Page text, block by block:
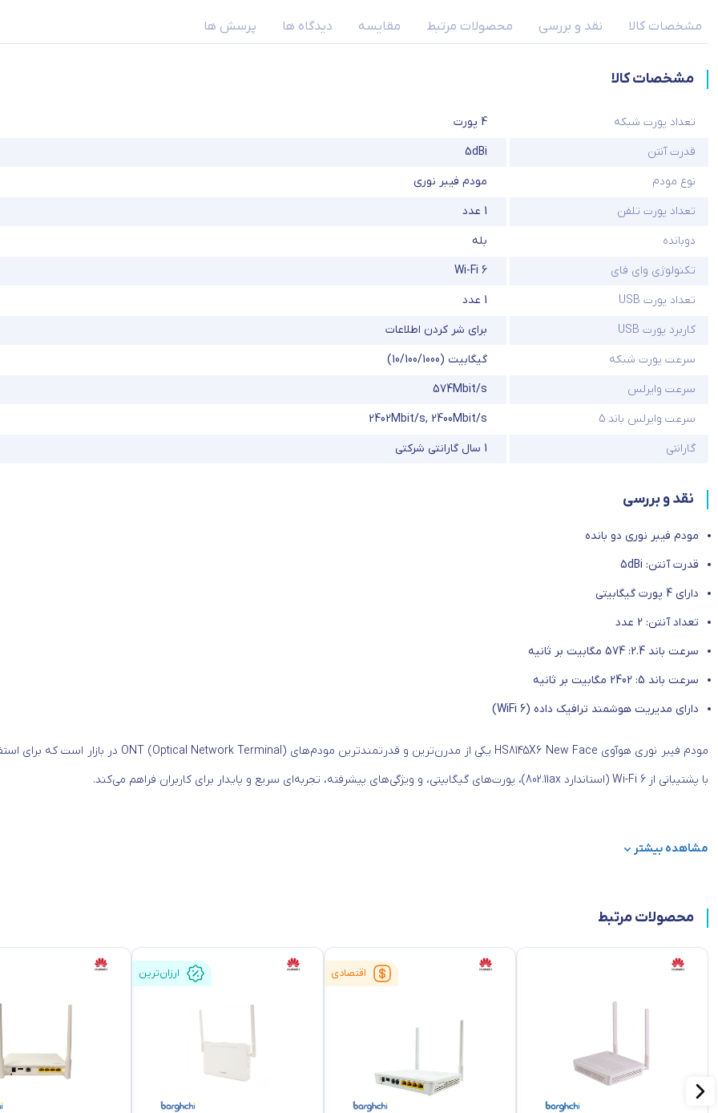
مشخصات کالا نقد و بررسی محصولات مرتبط مقایسه دیدگاه ها پرسش ها
مشخصات کالا
تعداد پورت شبکه
4 پورت
قدرت آنتن
5dBi
نوع مودم
مودم فیبر نوری
تعداد پورت تلفن
1 عدد
دوبانده
بله
تکنولوژی وای فای
Wi-Fi 6
تعداد پورت USB
1 عدد
کاربرد پورت USB
برای شر کردن اطلاعات
سرعت پورت شبکه
گیگابیت (10/100/1000)
سرعت وایرلس
574Mbit/s
سرعت وایرلس باند 5
2400Mbit/s
,
2402Mbit/s
گارانتی
1 سال گارانتی شرکتی
نقد و بررسی
مودم فیبر نوری دو بانده
قدرت آنتن: 5dBi
دارای 4 پورت گیگابیتی
تعداد آنتن: 2 عدد
سرعت باند 2.4: 574 مگابیت بر ثانیه
سرعت باند 5: 2402 مگابیت بر ثانیه
دارای مدیریت هوشمند ترافیک داده (WiFi 6)
با پشتیبانی از Wi-Fi 6 (استاندارد 802.11ax)، پورت‌های گیگابیتی، و ویژگی‌های پیشرفته، تجربه‌ای سریع و پایدار برای کاربران فراهم می‌کند.
• اتصال فیبر نوری از طریق کابل فیبر.
2. 4 پورت اترنت (LAN):
• برای اتصال دستگاه‌های جانبی مانند حافظه‌های فلش یا پرینتر.
مشاهده بیشتر
محصولات مرتبط
اقتصادی ارزان‌ترین